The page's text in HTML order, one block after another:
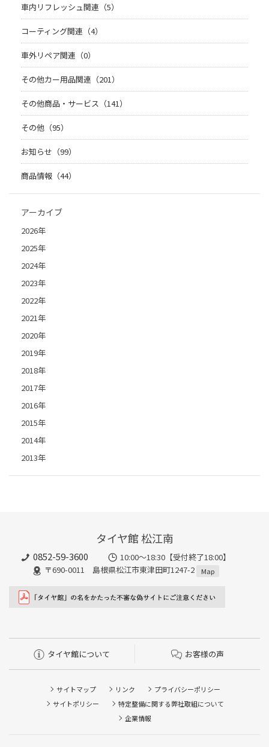
車内リフレッシュ関連（5）
コーティング関連（4）
車外リペア関連（0）
その他カー用品関連（201）
その他商品・サービス（141）
その他（95）
お知らせ（99）
商品情報（44）
アーカイブ
2026年
2025年
2024年
2023年
2022年
2021年
2020年
2019年
2018年
2017年
2016年
2015年
2014年
2013年
タイヤ館 松江南
0852-59-3600
10:00～18:30【受付終了18:00】
〒690-0011 島根県松江市東津田町1247-2
Map
タイヤ館について お客様の声
サイトマップ リンク
プライバシーポリシー
サイトポリシー
特定整備に関する弊社取組について
企業情報